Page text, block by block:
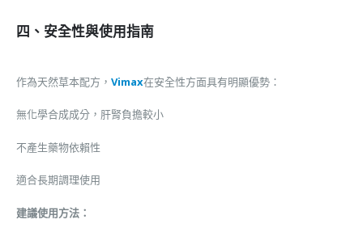
四、安全性與使用指南
作為天然草本配方， Vimax在安全性方面具有明顯優勢：
無化學合成成分，肝腎負擔較小
不產生藥物依賴性
適合長期調理使用
建議使用方法：